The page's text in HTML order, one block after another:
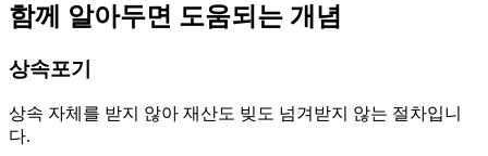
함께 알아두면 도움되는 개념
상속포기
상속 자체를 받지 않아 재산도 빚도 넘겨받지 않는 절차입니
다.